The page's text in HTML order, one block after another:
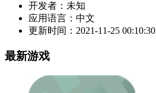
开发者： 未知
应用语言： 中文
更新时间： 2021-11-25 00:10:30
最新游戏